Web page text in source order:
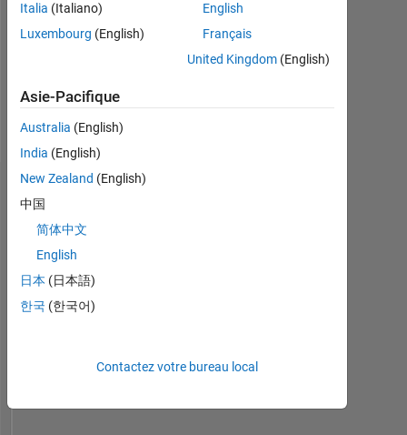
Message
student
signal
Statistiques
CONTRIBUTIONS
-2-1
2
5
6
Italia (Italiano)
Luxembourg (English)
English
Français
United Kingdom(English)
Asie-Pacifique
Australia (English)
India (English)
New Zealand (English)
中国
简体中文
English
日本 (日本語)
한국 (한국어)
Contactez votre bureau local